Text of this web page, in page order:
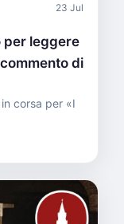
23 Jul
per leggere
di
corsa per «I